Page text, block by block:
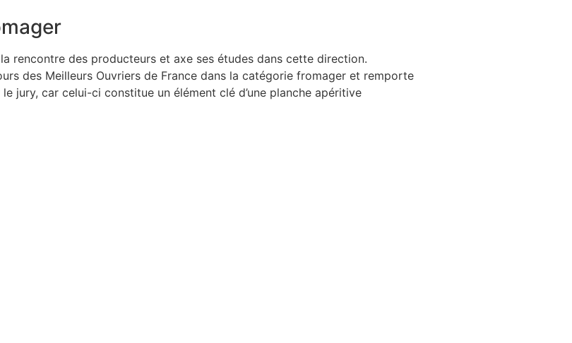
rencontre des producteurs et axe ses études dans cette direction.
des Meilleurs Ouvriers de France dans la catégorie fromager et remporte
jury, car celui-ci constitue un élément clé d’une planche apéritive